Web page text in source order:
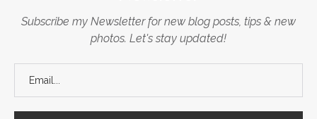
Subscribe my Newsletter for new blog posts, tips & new
photos. Let's stay updated!